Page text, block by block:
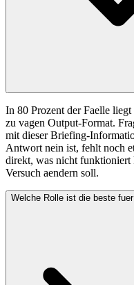
In 80 Prozent der Faelle
zu vagen Output-Format.
mit dieser Briefing-
Antwort nein ist, fehlt noch
direkt, was nicht funktioniert
Versuch aendern soll.
Welche Rolle ist die beste